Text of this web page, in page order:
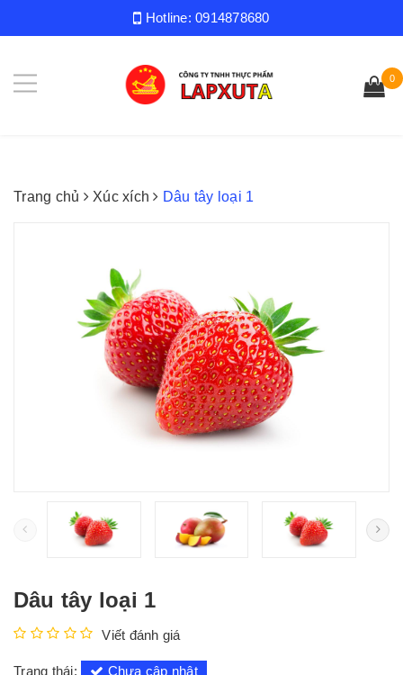
Hotline:0914878680
0
Trang chủ Xúc xích Dâu tây loại 1
Dâu tây loại 1
Viết đánh giá
Trạng thái: Chưa cập nhật